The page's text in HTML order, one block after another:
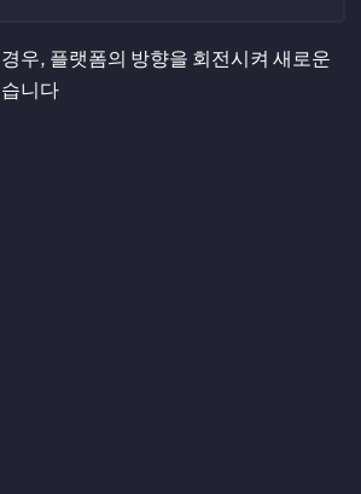
우, 플랫폼의 방향을 회전시켜 새로운
니다